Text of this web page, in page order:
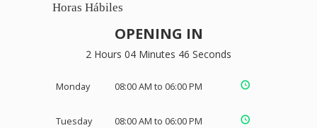
Horas Hábiles
OPENING IN
2 Hours 04 Minutes 46 Seconds
Monday 08:00 AM to 06:00 PM
Tuesday 08:00 AM to 06:00 PM